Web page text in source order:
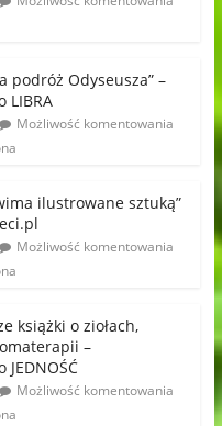
podróż Odyseusza” –
LIBRA
Możliwość komentowania
ilustrowane sztuką”
Możliwość komentowania
książki o ziołach,
–
Możliwość komentowania